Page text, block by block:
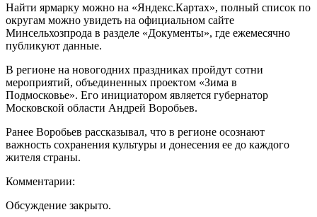
Найти ярмарку можно на «Яндекс.Картах», полный список по
округам можно увидеть на официальном сайте
Минсельхозпрода в разделе «Документы», где ежемесячно
публикуют данные.
В регионе на новогодних праздниках пройдут сотни
мероприятий, объединенных проектом «Зима в
Подмосковье». Его инициатором является губернатор
Московской области Андрей Воробьев.
Ранее Воробьев рассказывал, что в регионе осознают
важность сохранения культуры и донесения ее до каждого
жителя страны.
Комментарии:
Обсуждение закрыто.